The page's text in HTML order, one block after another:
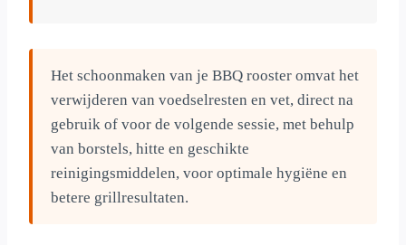
Het schoonmaken van je BBQ rooster omvat het
verwijderen van voedselresten en vet, direct na
gebruik of voor de volgende sessie, met behulp
van borstels, hitte en geschikte
reinigingsmiddelen, voor optimale hygiëne en
betere grillresultaten.